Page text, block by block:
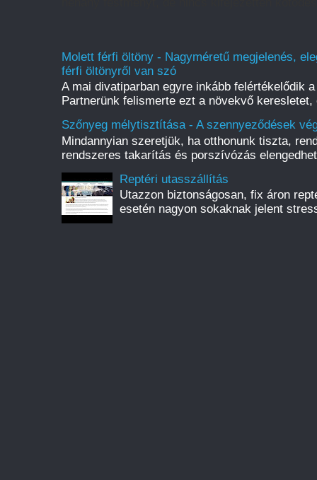
Molett férfi öltöny - Nagyméretű megjelenés,
férfi öltönyről van szó
A mai divatiparban egyre inkább felértékelődik
Partnerünk felismerte ezt a növekvő
Szőnyeg mélytisztítása - A szennyeződések
Mindannyian szeretjük, ha otthonunk tiszta,
rendszeres takarítás és porszívózás
Reptéri utasszállítás
Utazzon biztonságosan, fix áron
esetén nagyon sokaknak jelent